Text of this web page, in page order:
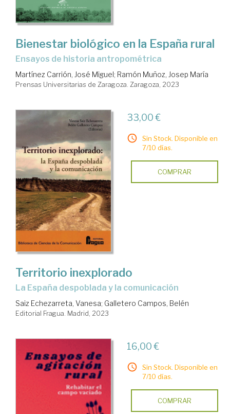
Bienestar biológico en la España rural
Ensayos de historia antropométrica
Martínez Carrión, José Miguel; Ramón Muñoz, Josep María
Prensas Universitarias de Zaragoza. Zaragoza, 2023
33,00 €
Sin Stock. Disponible en
7/10 días.
COMPRAR
Territorio inexplorado
la España despoblada y la comunicación
Saiz Echezarreta, Vanesa; Galletero Campos, Belén
Editorial Fragua. Madrid, 2023
16,00 €
Sin Stock. Disponible en
7/10 días.
COMPRAR